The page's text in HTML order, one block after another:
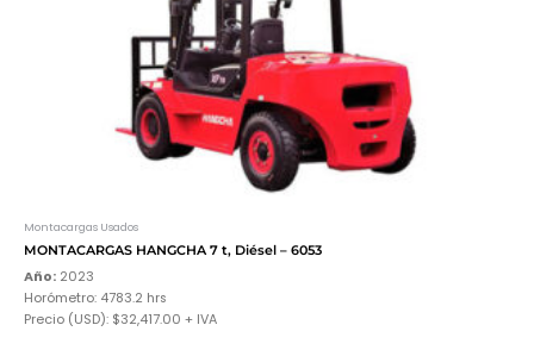
Montacargas Usados
MONTACARGAS HANGCHA 7 t, Diésel – 6053
Año: 2023
Horómetro: 4783.2 hrs
Precio (USD): $32,417.00 + IVA